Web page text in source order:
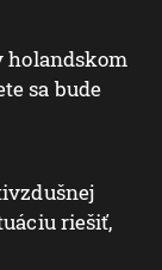
holandskom
sa bude
riešiť,